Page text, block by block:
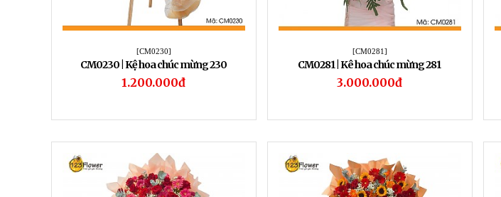
[CM0230]
CM0230 | Kệ hoa chúc mừng 230
1.200.000đ
[CM0281]
CM0281 | Kê hoa chúc mừng 281
3.000.000đ